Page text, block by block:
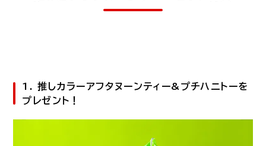
1. 推しカラーアフタヌーンティー&プチハニトーを
プレゼント！